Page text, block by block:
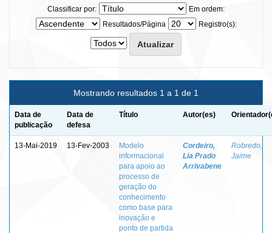
Classificar por:
Em ordem:
Resultados/Página
Registro(s):
Mostrando resultados 1 a 1 de 1
Data de
publicação
Data de
defesa
Título Autor(es)
13-Mai-2019 13-Fev-2003
Modelo
informacional
para apoio ao
processo de
geração do
conhecimento
como base para
inovação e
ponto de partida
Cordeiro,
Lia Prado
Arrivabene
Robredo,
Jaime